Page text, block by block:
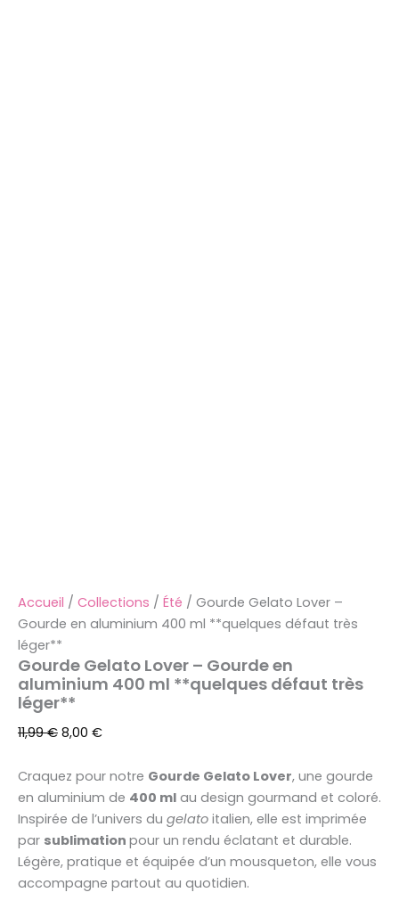
Accueil / Collections / Été / Gourde Gelato Lover –
Gourde en aluminium 400 ml **quelques défaut très
léger**
Gourde Gelato Lover – Gourde en
aluminium 400 ml **quelques défaut très
léger**
11,99€ 8,00 €
Craquez pour notre Gourde Gelato Lover, une gourde
en aluminium de 400 ml au design gourmand et coloré.
Inspirée de l’univers du gelato italien, elle est imprimée
par sublimation pour un rendu éclatant et durable.
Légère, pratique et équipée d’un mousqueton, elle vous
accompagne partout au quotidien.